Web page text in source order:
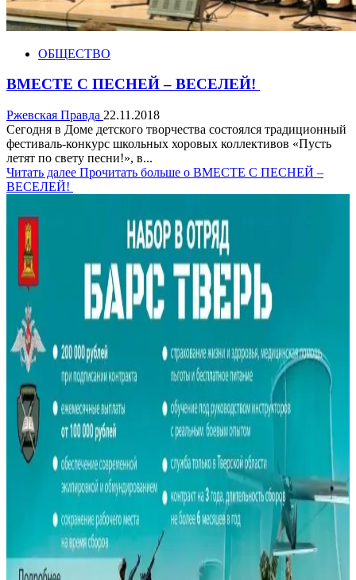
ОБЩЕСТВО
ВМЕСТЕ С ПЕСНЕЙ – ВЕСЕЛЕЙ!
Ржевская Правда 22.11.2018
Сегодня в Доме детского творчества состоялся традиционный
фестиваль-конкурс школьных хоровых коллективов «Пусть
летят по свету песни!», в...
Читать далее Прочитать больше о ВМЕСТЕ С ПЕСНЕЙ –
ВЕСЕЛЕЙ!